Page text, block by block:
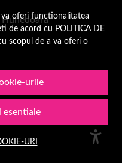
oferi functionalitatea
de acord cu POLITICA DE
scopul de a va oferi o
urile
esentiale
URI